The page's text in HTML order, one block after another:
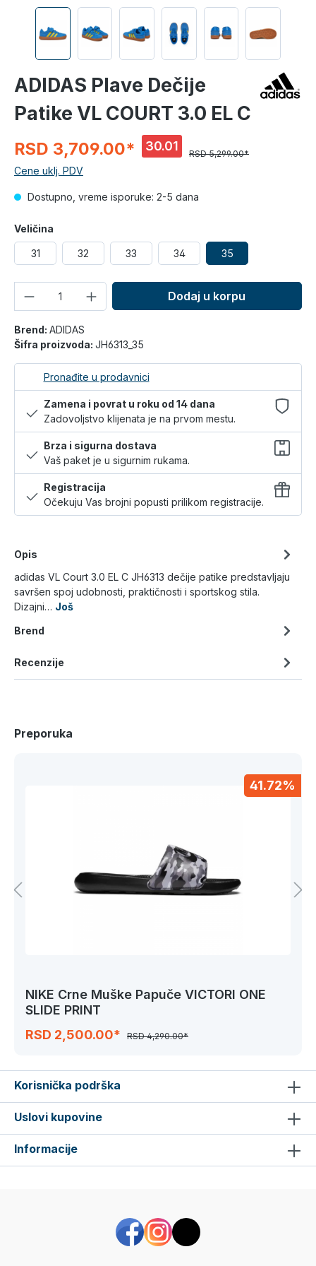
ADIDAS Plave Dečije
Patike VL COURT 3.0 EL C
RSD 3,709.00*
30.01
RSD 5,299.00*
Cene uklj. PDV
Dostupno, vreme isporuke: 2-5 dana
Veličina
31 32 33 34 35
Dodaj u korpu
Brend: ADIDAS
Šifra proizvoda: JH6313_35
Pronađite u prodavnici
Zamena i povrat u roku od 14 dana
Zadovoljstvo klijenata je na prvom mestu.
Brza i sigurna dostava
Vaš paket je u sigurnim rukama.
Registracija
Očekuju Vas brojni popusti prilikom registracije.
Opis
adidas VL Court 3.0 EL C JH6313 dečije patike predstavljaju
savršen spoj udobnosti, praktičnosti i sportskog stila.
Dizajni… Još
Brend
Recenzije
Preporuka
41.72%
NIKE Crne Muške Papuče VICTORI ONE
SLIDE PRINT
RSD 2,500.00*
RSD 4,290.00*
Korisnička podrška
Uslovi kupovine
Informacije